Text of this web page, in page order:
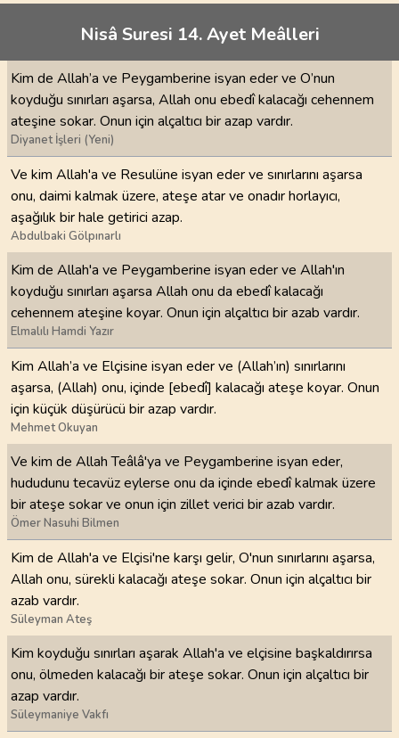
Nisâ Suresi 14. Ayet Meâlleri
Kim de Allah’a ve Peygamberine isyan eder ve O’nun
koyduğu sınırları aşarsa, Allah onu ebedî kalacağı cehennem
ateşine sokar. Onun için alçaltıcı bir azap vardır.
Diyanet İşleri (Yeni)
Ve kim Allah'a ve Resulüne isyan eder ve sınırlarını aşarsa
onu, daimi kalmak üzere, ateşe atar ve onadır horlayıcı,
aşağılık bir hale getirici azap.
Abdulbaki Gölpınarlı
Kim de Allah'a ve Peygamberine isyan eder ve Allah'ın
koyduğu sınırları aşarsa Allah onu da ebedî kalacağı
cehennem ateşine koyar. Onun için alçaltıcı bir azab vardır.
Elmalılı Hamdi Yazır
Kim Allah’a ve Elçisine isyan eder ve (Allah’ın) sınırlarını
aşarsa, (Allah) onu, içinde [ebedî] kalacağı ateşe koyar. Onun
için küçük düşürücü bir azap vardır.
Mehmet Okuyan
Ve kim de Allah Teâlâ'ya ve Peygamberine isyan eder,
hududunu tecavüz eylerse onu da içinde ebedî kalmak üzere
bir ateşe sokar ve onun için zillet verici bir azab vardır.
Ömer Nasuhi Bilmen
Kim de Allah'a ve Elçisi'ne karşı gelir, O'nun sınırlarını aşarsa,
Allah onu, sürekli kalacağı ateşe sokar. Onun için alçaltıcı bir
azab vardır.
Süleyman Ateş
Kim koyduğu sınırları aşarak Allah'a ve elçisine başkaldırırsa
onu, ölmeden kalacağı bir ateşe sokar. Onun için alçaltıcı bir
azap vardır.
Süleymaniye Vakfı